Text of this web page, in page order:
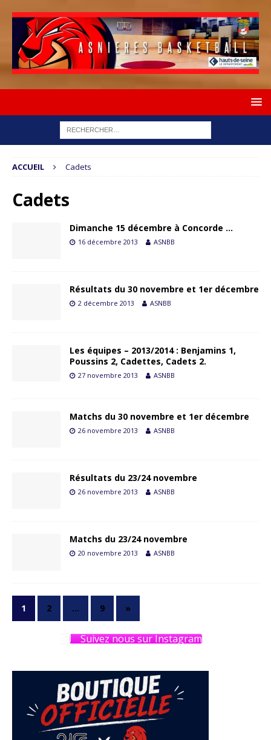
ACCUEIL Cadets
Cadets
Dimanche 15 décembre à Concorde …
16 décembre 2013 ASNBB
Résultats du 30 novembre et 1er décembre
2 décembre 2013 ASNBB
Les équipes – 2013/2014 : Benjamins 1,
Poussins 2, Cadettes, Cadets 2.
27 novembre 2013 ASNBB
Matchs du 30 novembre et 1er décembre
26 novembre 2013 ASNBB
Résultats du 23/24 novembre
26 novembre 2013 ASNBB
Matchs du 23/24 novembre
20 novembre 2013 ASNBB
1 2 … 9 »
Suivez nous sur Instagram